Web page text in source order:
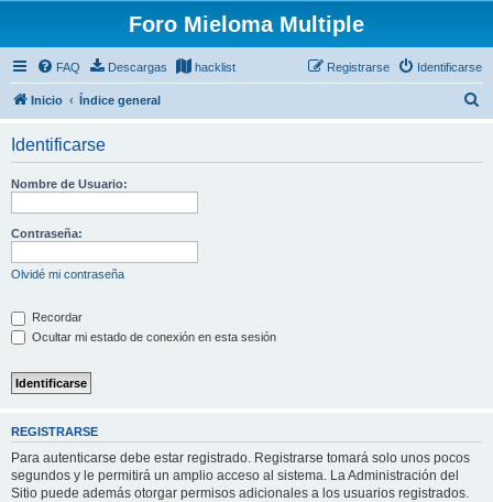
Foro Mieloma Multiple
FAQ Descargas hacklist Identificarse
Registrarse
Inicio Índice general
Identificarse
Nombre de Usuario:
Contraseña:
Olvidé mi contraseña
Recordar
Ocultar mi estado de conexión en esta sesión
REGISTRARSE
Para autenticarse debe estar registrado. Registrarse tomará solo unos pocos
segundos y le permitirá un amplio acceso al sistema. La Administración del
Sitio puede además otorgar permisos adicionales a los usuarios registrados.